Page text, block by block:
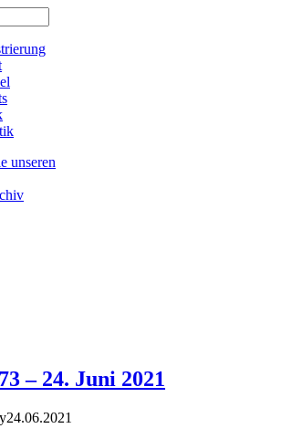
unseren
– 24. Juni 2021
24.06.2021